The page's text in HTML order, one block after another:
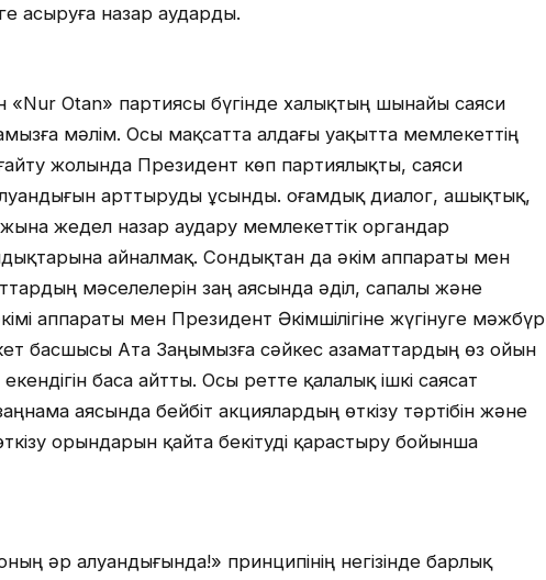
асыруға назар аударды.
«Nur Otan» партиясы бүгінде халықтың шынайы саяси
мәлім. Осы мақсатта алдағы уақытта мемлекеттің
жолында Президент көп партиялықты, саяси
арттыруды ұсынды. Қоғамдық диалог, ашықтық,
жедел назар аудару мемлекеттік органдар
айналмақ. Сондықтан да әкім аппараты мен
мәселелерін заң аясында әділ, сапалы және
аппараты мен Президент Әкімшілігіне жүгінуге мәжбүр
басшысы Ата Заңымызға сәйкес азаматтардың өз ойын
баса айтты. Осы ретте қалалық ішкі саясат
аясында бейбіт акциялардың өткізу тәртібін және
орындарын қайта бекітуді қарастыру бойынша
әр алуандығында!» принципінің негізінде барлық